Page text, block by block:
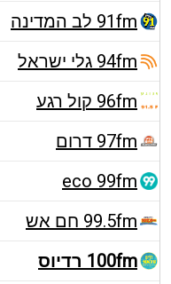
91fm לב המדינה
94fm גלי ישראל
96fm קול רגע
97fm דרום
eco 99fm
99.5fm חם אש
100fm רדיוס